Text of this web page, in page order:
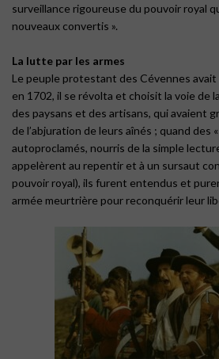
surveillance rigoureuse du pouvoir royal
nouveaux convertis ».
La lutte par les armes
Le peuple protestant des Cévennes avait
en 1702, il se révolta et choisit la voie de
des paysans et des artisans, qui avaient
de l’abjuration de leurs aînés ; quand des
autoproclamés, nourris de la simple
appelèrent au repentir et à un sursaut
pouvoir royal), ils furent entendus et
armée meurtrière pour reconquérir leur